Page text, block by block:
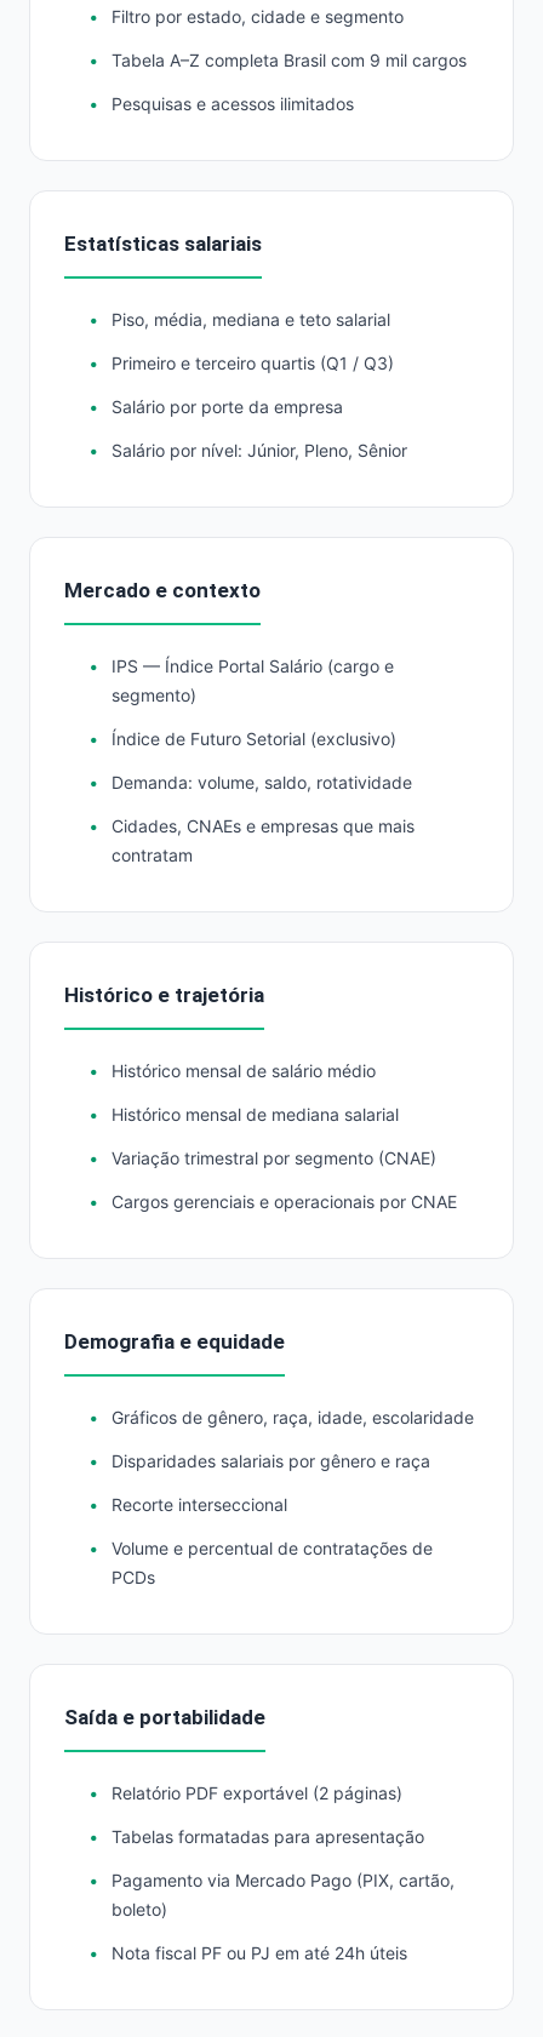
Filtro por estado, cidade e segmento
Tabela A–Z completa Brasil com 9 mil cargos
Pesquisas e acessos ilimitados
Estatísticas salariais
Piso, média, mediana e teto salarial
Primeiro e terceiro quartis (Q1 / Q3)
Salário por porte da empresa
Salário por nível: Júnior, Pleno, Sênior
Mercado e contexto
IPS — Índice Portal Salário (cargo e
segmento)
Índice de Futuro Setorial (exclusivo)
Demanda: volume, saldo, rotatividade
Cidades, CNAEs e empresas que mais
contratam
Histórico e trajetória
Histórico mensal de salário médio
Histórico mensal de mediana salarial
Variação trimestral por segmento (CNAE)
Cargos gerenciais e operacionais por CNAE
Demografia e equidade
Gráficos de gênero, raça, idade, escolaridade
Disparidades salariais por gênero e raça
Recorte interseccional
Volume e percentual de contratações de
PCDs
Saída e portabilidade
Relatório PDF exportável (2 páginas)
Tabelas formatadas para apresentação
Pagamento via Mercado Pago (PIX, cartão,
boleto)
Nota fiscal PF ou PJ em até 24h úteis